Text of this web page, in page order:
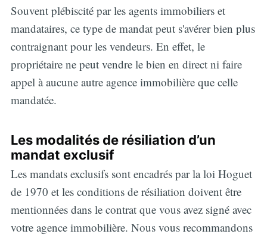
Souvent plébiscité par les agents immobiliers et
mandataires, ce type de mandat peut s'avérer bien plus
contraignant pour les vendeurs. En effet, le
propriétaire ne peut vendre le bien en direct ni faire
appel à aucune autre agence immobilière que celle
mandatée.
Les modalités de résiliation d’un
mandat exclusif
Les mandats exclusifs sont encadrés par la loi Hoguet
de 1970 et les conditions de résiliation doivent être
mentionnées dans le contrat que vous avez signé avec
votre agence immobilière. Nous vous recommandons